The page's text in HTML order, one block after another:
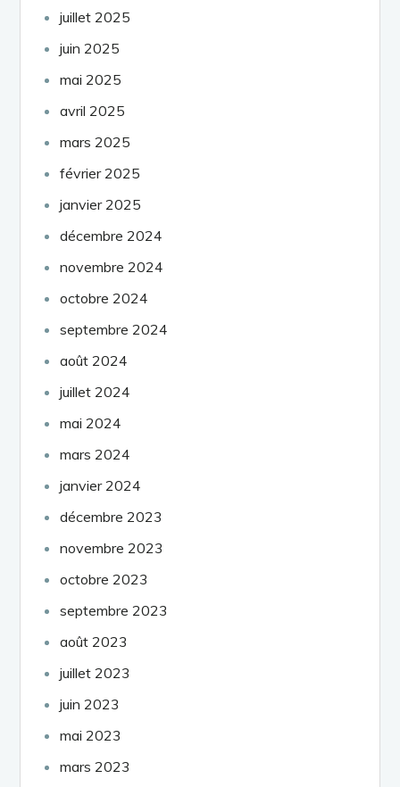
juillet 2025
juin 2025
mai 2025
avril 2025
mars 2025
février 2025
janvier 2025
décembre 2024
novembre 2024
octobre 2024
septembre 2024
août 2024
juillet 2024
mai 2024
mars 2024
janvier 2024
décembre 2023
novembre 2023
octobre 2023
septembre 2023
août 2023
juillet 2023
juin 2023
mai 2023
mars 2023